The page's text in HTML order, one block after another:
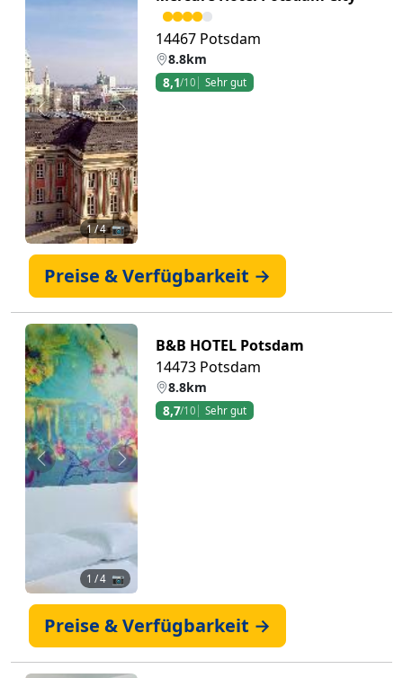
Zurück Weiter
1/ 4 📷
14467 Potsdam
8.8km
8,1/10 Sehr gut
Preise & Verfügbarkeit →
Zurück Weiter
1 / 4 📷
B&B HOTEL Potsdam
14473 Potsdam
8.8km
8,7/10 Sehr gut
Preise & Verfügbarkeit →